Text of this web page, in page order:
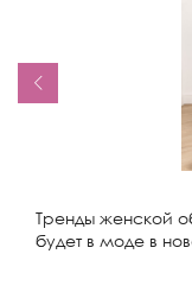
Тренды женской
будет в моде в